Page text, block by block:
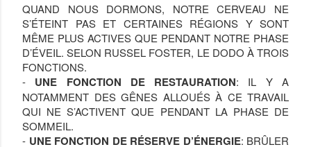
QUAND NOUS DORMONS, NOTRE CERVEAU NE
S’ÉTEINT PAS ET CERTAINES RÉGIONS Y SONT
MÊME PLUS ACTIVES QUE PENDANT NOTRE PHASE
D’ÉVEIL. SELON RUSSEL FOSTER, LE DODO À TROIS
FONCTIONS.
- UNE FONCTION DE RESTAURATION: IL Y A
NOTAMMENT DES GÊNES ALLOUÉS À CE TRAVAIL
QUI NE S’ACTIVENT QUE PENDANT LA PHASE DE
SOMMEIL.
- UNE FONCTION DE RÉSERVE D’ÉNERGIE: BRÛLER